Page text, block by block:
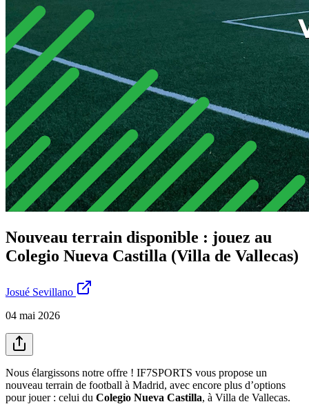
Nouveau terrain disponible : jouez au
Colegio Nueva Castilla (Villa de Vallecas)
Josué Sevillano
04 mai 2026
Nous élargissons notre offre ! IF7SPORTS vous propose un
nouveau terrain de football à Madrid, avec encore plus d’options
pour jouer : celui du Colegio Nueva Castilla, à Villa de Vallecas.